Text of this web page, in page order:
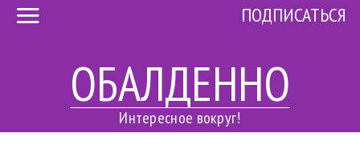
ОБАЛДЕННО
Интересное вокруг!
ПОДПИСАТЬСЯ